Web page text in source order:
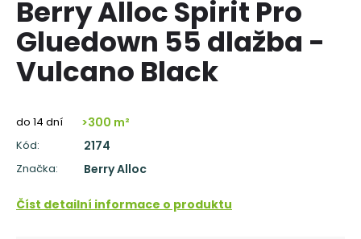
Berry Alloc Spirit Pro
Gluedown 55 dlažba -
Vulcano Black
do 14 dní >300 m²
Kód: 2174
Značka: Berry Alloc
Číst detailní informace o produktu
á
j
s
ť